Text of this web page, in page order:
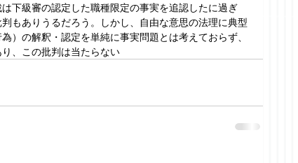
下級審の認定した職種限定の事実を追認したに過ぎ
もありうるだろう。しかし、自由な意思の法理に典型
）の解釈・認定を単純に事実問題とは考えておらず、
、この批判は当たらない